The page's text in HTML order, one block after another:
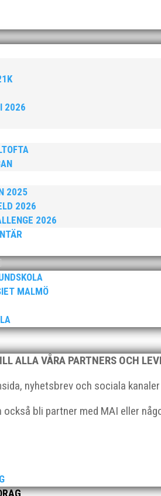
2026
2025
2026
2026
MALMÖ
ALLA VÅRA PARTNERS OCH
nyhetsbrev och sociala
bli partner med MAI eller
anmälan, klicka här!
Johan Färemo, Alice Gossner,
och Maria Wedgeworth knep
firade detta glada och positiva gäng